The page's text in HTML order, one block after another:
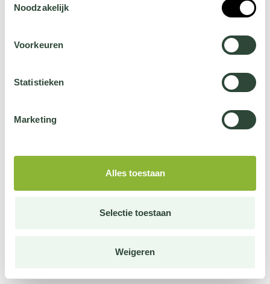
jehier.
Noodzakelijk
Voorkeuren
Statistieken
Marketing
Alles toestaan
Selectie toestaan
Weigeren